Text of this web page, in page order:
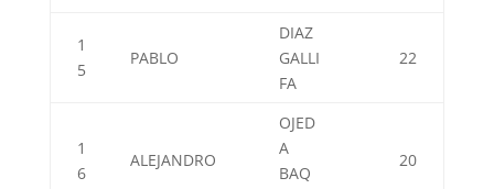
1
5
PABLO
DIAZ
GALLI
FA
22
1
6
ALEJANDRO
OJED
A
BAQ
20